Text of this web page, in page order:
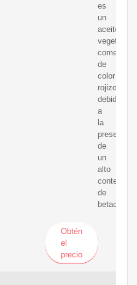
es
un
aceite
vegetal
comestible
de
color
rojizo
debido
a
la
presencia
de
un
alto
contenido
de
Obtén
el
precio